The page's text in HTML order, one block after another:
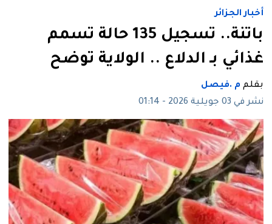
أخبار الجزائر
باتنة.. تسجيل 135 حالة تسمم
غذائي بـ الدلاع .. الولاية توضح
بقلم م .فيصل
نشر في 03 جويلية 2026 - 01:14